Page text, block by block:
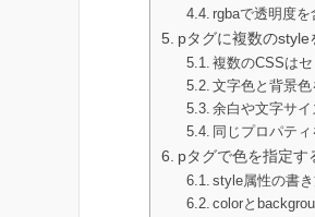
rgbaで透明度
pタグに複数のstyle
複数のCSSは
文字色と背景
余白や文字サ
同じプロパテ
pタグで色を指定す
style属性の書
colorと